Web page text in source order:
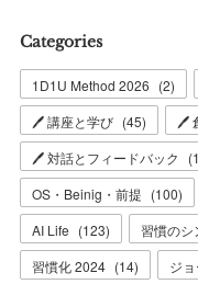
Categories
1D1U Method 2026 (2)
🖊 講座と学び (45) 🖊
🖊 対話とフィードバック
(
OS・Beinig・前提 (100)
AI Life (123) 習慣のシ
習慣化 2024 (14) ジ